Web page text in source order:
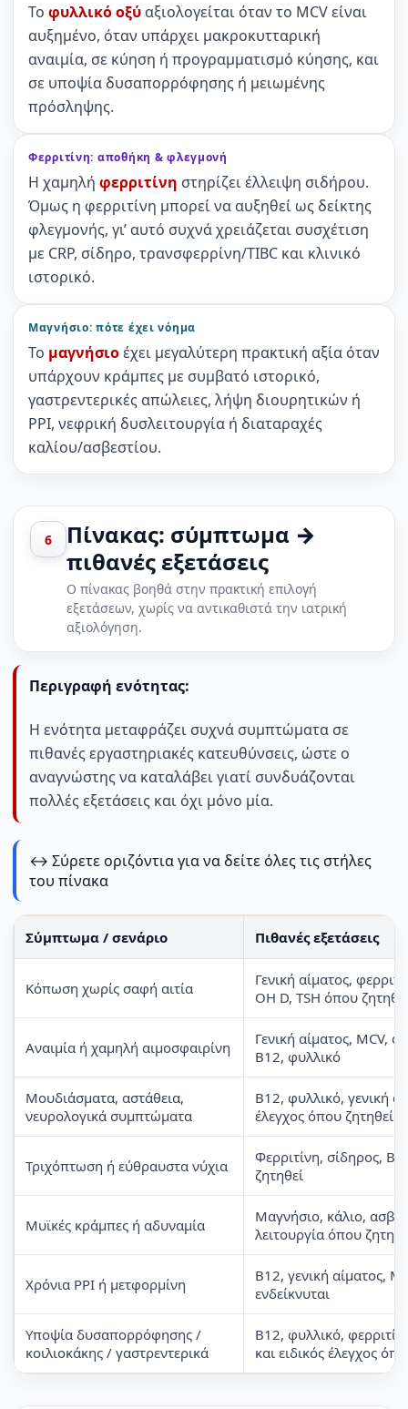
Το φυλλικό οξύ αξιολογείται όταν το MCV είναι
αυξημένο, όταν υπάρχει μακροκυτταρική
αναιμία, σε κύηση ή προγραμματισμό κύησης, και
σε υποψία δυσαπορρόφησης ή μειωμένης
πρόσληψης.
Φερριτίνη: αποθήκη & φλεγμονή
Η χαμηλή φερριτίνη στηρίζει έλλειψη σιδήρου.
Όμως η φερριτίνη μπορεί να αυξηθεί ως δείκτης
φλεγμονής, γι’ αυτό συχνά χρειάζεται συσχέτιση
με CRP, σίδηρο, τρανσφερρίνη/TIBC και κλινικό
ιστορικό.
Μαγνήσιο: πότε έχει νόημα
Το μαγνήσιοέχει μεγαλύτερη πρακτική αξία όταν
υπάρχουν κράμπες με συμβατό ιστορικό,
γαστρεντερικές απώλειες, λήψη διουρητικών ή
PPI, νεφρική δυσλειτουργία ή διαταραχές
καλίου/ασβεστίου.
6
Πίνακας: σύμπτωμα →
πιθανές εξετάσεις
Ο πίνακας βοηθά στην πρακτική επιλογή
εξετάσεων, χωρίς να αντικαθιστά την ιατρική
αξιολόγηση.
Περιγραφή ενότητας:
Η ενότητα μεταφράζει συχνά συμπτώματα σε
πιθανές εργαστηριακές κατευθύνσεις, ώστε ο
αναγνώστης να καταλάβει γιατί συνδυάζονται
πολλές εξετάσεις και όχι μόνο μία.
↔️ Σύρετε οριζόντια για να δείτε όλες τις στήλες
του πίνακα
Σύμπτωμα / σενάριο Πιθανές εξετάσεις
Κόπωση χωρίς σαφή αιτία
Γενική αίματος,
OH D, TSH όπου
Αναιμία ή χαμηλή αιμοσφαιρίνη
Γενική αίματος, MCV,
B12, φυλλικό
Μουδιάσματα, αστάθεια,
νευρολογικά συμπτώματα
B12, φυλλικό, γενική
έλεγχος όπου ζητηθεί
Τριχόπτωση ή εύθραυστα νύχια
Φερριτίνη, σίδηρος,
ζητηθεί
Μυϊκές κράμπες ή αδυναμία
Μαγνήσιο, κάλιο,
λειτουργία όπου
Χρόνια PPI ή μετφορμίνη
B12, γενική αίματος,
ενδείκνυται
Υποψία δυσαπορρόφησης /
κοιλιοκάκης / γαστρεντερικά
B12, φυλλικό,
και ειδικός έλεγχος